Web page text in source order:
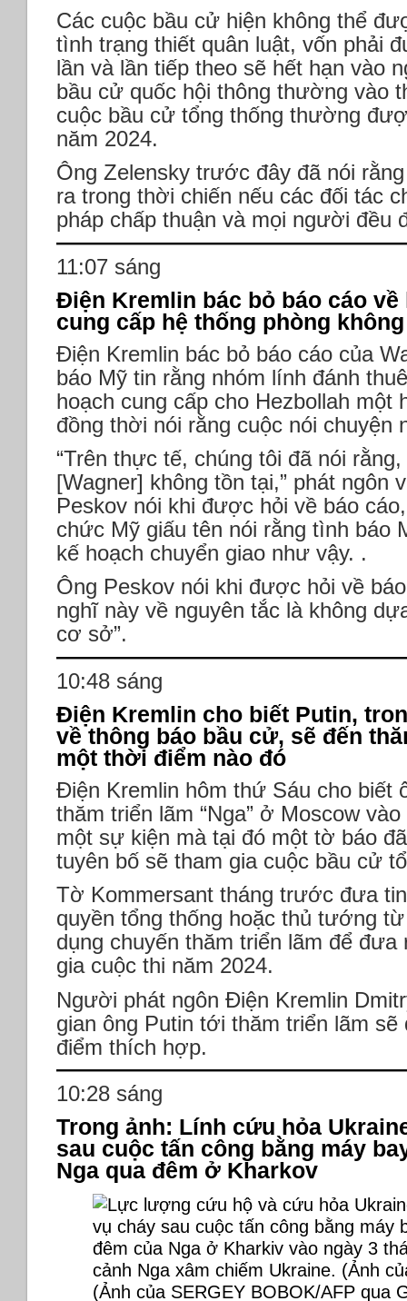
Các cuộc bầu cử hiện không thể
tình trạng thiết quân luật, vốn phải
lần và lần tiếp theo sẽ hết hạn vào
bầu cử quốc hội thông thường vào
cuộc bầu cử tổng thống thường
năm 2024.
Ông Zelensky trước đây đã nói
ra trong thời chiến nếu các đối tác
pháp chấp thuận và mọi người đều
11:07 sáng
Điện Kremlin bác bỏ báo cáo về
cung cấp hệ thống phòng
Điện Kremlin bác bỏ báo cáo của
báo Mỹ tin rằng nhóm lính đánh
hoạch cung cấp cho Hezbollah một
đồng thời nói rằng cuộc nói chuyện
“Trên thực tế, chúng tôi đã nói
[Wagner] không tồn tại,” phát ngôn
Peskov nói khi được hỏi về báo
chức Mỹ giấu tên nói rằng tình báo
kế hoạch chuyển giao như vậy. .
Ông Peskov nói khi được hỏi về
nghĩ này về nguyên tắc là không
cơ sở”.
10:48 sáng
Điện Kremlin cho biết Putin,
về thông báo bầu cử, sẽ đến
một thời điểm nào đó
Điện Kremlin hôm thứ Sáu cho biết
thăm triển lãm “Nga” ở Moscow
một sự kiện mà tại đó một tờ báo
tuyên bố sẽ tham gia cuộc bầu cử
Tờ Kommersant tháng trước đưa
quyền tổng thống hoặc thủ tướng
dụng chuyến thăm triển lãm để
gia cuộc thi năm 2024.
Người phát ngôn Điện Kremlin
gian ông Putin tới thăm triển lãm
điểm thích hợp.
10:28 sáng
Trong ảnh: Lính cứu hỏa
sau cuộc tấn công bằng máy
Nga qua đêm ở Kharkov